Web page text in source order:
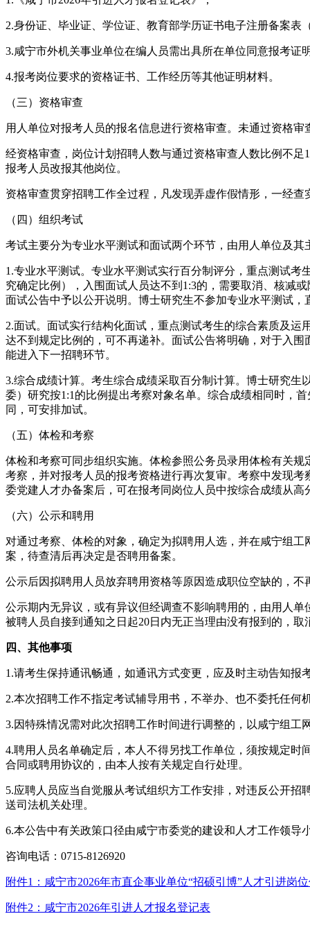
2.身份证、毕业证、学位证、教育部学历证书电子注册备案
3.咸宁市外机关事业单位在编人员需出具所在单位同意报考证
4.报考岗位要求的资格证书、工作经历等其他证明材料。
（三）资格审查
用人单位对报考人员的报名信息进行资格审查。未通过资格
经资格审查，岗位计划招聘人数与通过资格审查人数比例不
报考人员改报其他岗位。
资格审查贯穿招聘工作全过程，凡发现弄虚作假情形，一经
（四）组织考试
考试主要分为专业水平测试和面试两个环节，由用人单位及
1.专业水平测试。专业水平测试实行百分制评分，重点测试
究确定比例），入围面试人员达不到1:3的，需要取消、核减
面试公告中予以公开说明。博士研究生不参加专业水平测试，
2.面试。面试实行结构化面试，重点测试考生的综合素质及
达不到规定比例的，可不再递补。面试公告将明确，对于入
能进入下一招聘环节。
3.综合成绩计算。考生综合成绩采取百分制计算。博士研究生
委）研究按1:1的比例提出考察对象名单。综合成绩相同时，
同，可安排加试。
（五）体检和考察
体检和考察可同步组织实施。体检参照公务员录用体检有关
考察，并对报考人员的报考资格进行再次复审。考察中发现
委党建人才办备案后，可在报考同岗位人员中按综合成绩从
（六）公示和聘用
对通过考察、体检的对象，确定为拟聘用人选，并在咸宁组
案，待查清后再决定是否聘用备案。
公示后因拟聘用人员放弃聘用资格等原因造成职位空缺的，
公示期内无异议，或有异议但经调查不影响聘用的，由用人
被聘人员自接到通知之日起20日内无正当理由没有报到的，取
四、其他事项
1.请考生保持通讯畅通，如通讯方式变更，应及时主动告知报
2.本次招聘工作不指定考试辅导用书，不举办、也不委托任何
3.因特殊情况需对此次招聘工作时间进行调整的，以咸宁组工
4.聘用人员名单确定后，本人不得另找工作单位，须按规定
合同或聘用协议的，由本人按有关规定自行处理。
5.应聘人员应当自觉服从考试组织方工作安排，对违反公开
送司法机关处理。
6.本公告中有关政策口径由咸宁市委党的建设和人才工作领
咨询电话：0715-8126920
附件1：咸宁市2026年市直企事业单位“招硕引博”人才引进岗
附件2：咸宁市2026年引进人才报名登记表